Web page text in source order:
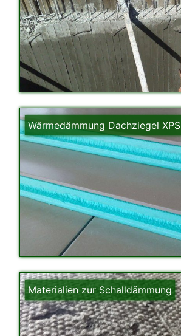
Wärmedämmung Dachziegel XPS
Materialien zur Schalldämmung